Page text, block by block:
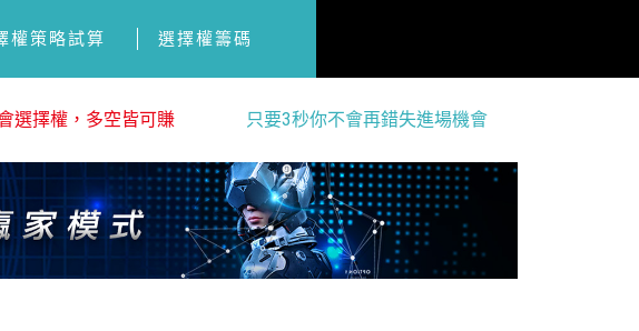
權策略試算 選擇權籌碼
選擇權，多空皆可賺 只要3秒你不會再錯失進場機會